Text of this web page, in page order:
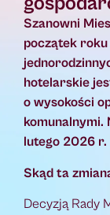
Szanowni
początek roku
hotelarskie
o wysokości
komunalnymi.
lutego 2026 r.
Skąd ta
Decyzją Rady